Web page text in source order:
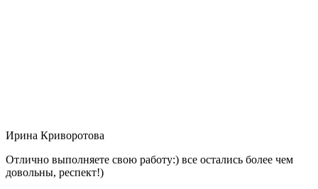
Ирина Криворотова
Отлично выполняете свою работу:) все остались более чем
довольны, респект!)